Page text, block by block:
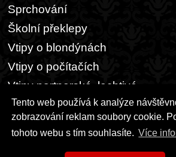
Tento web používá k analýze
zobrazování reklam soubory cookie.
tohoto webu s tím souhlasíte. Více
Sprchování
Školní překlepy
Vtipy o blondýnách
Vtipy o počítačích
Vtipy partnerské, lechtivé
Vtipy všeho druhu
Zásady úspěšného sebevraha